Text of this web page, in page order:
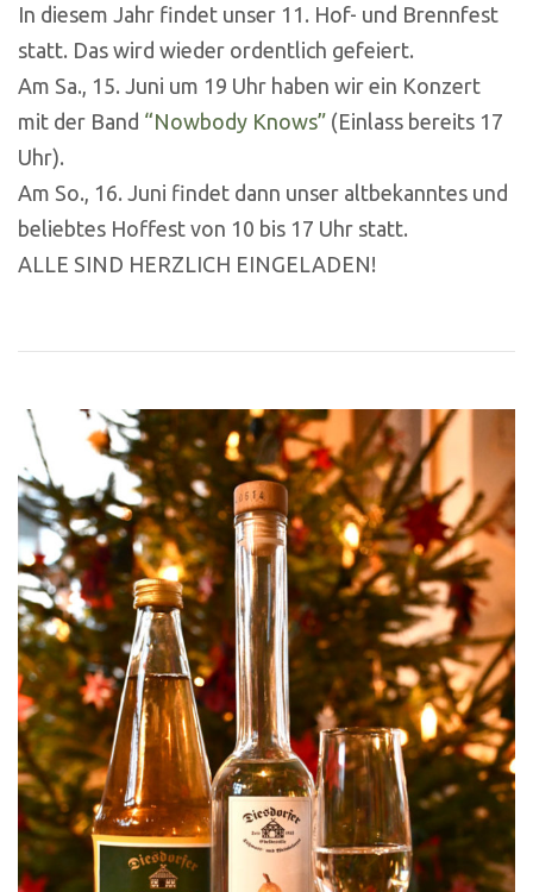
In diesem Jahr findet unser 11. Hof- und Brennfest
statt. Das wird wieder ordentlich gefeiert.
Am Sa., 15. Juni um 19 Uhr haben wir ein Konzert
mit der Band “Nowbody Knows” (Einlass bereits 17
Uhr).
Am So., 16. Juni findet dann unser altbekanntes und
beliebtes Hoffest von 10 bis 17 Uhr statt.
ALLE SIND HERZLICH EINGELADEN!